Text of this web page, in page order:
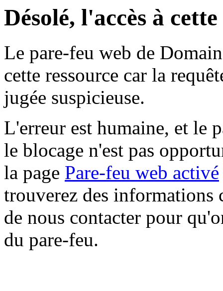
Désolé, l'accès à
Le pare-feu web de
cette ressource car la
jugée suspicieuse.
L'erreur est humaine, et le
le blocage n'est pas
la page Pare-feu web activé
trouverez des informations
de nous contacter pour
du pare-feu.